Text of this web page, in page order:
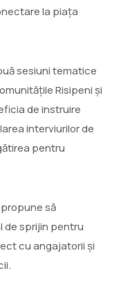
la piața
sesiuni tematice
Risipeni și
de instruire
interviurilor de
pentru
să
de sprijin pentru
cu angajatorii și